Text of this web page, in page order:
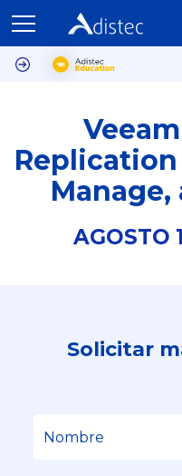
Replication
Manage,
AGOSTO
Solicitar